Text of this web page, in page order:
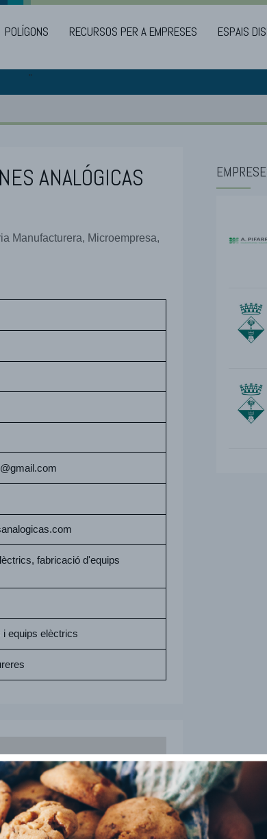
POLÍGONS RECURSOS PER A EMPRESES ESPAIS
"
ANALÓGICAS
Manufacturera, Microempresa,
fabricació d'equips
equips elèctrics